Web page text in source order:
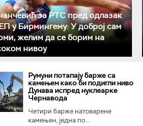
за РТС пред одлазак
у Бирмингему: У доброј сам
желим да се борим на
нивоу
Румуни потапају барже са
камењем како би подигли ниво
Дунава испред нуклеарке
Чернавода
Четири барже натоварене
камењен, једна по...